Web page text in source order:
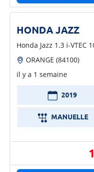
HONDA JAZZ
Honda Jazz 1.3 i-VTEC
ORANGE (84100)
il y a 1 semaine
2019
MANUELLE